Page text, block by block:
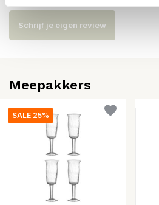
Schrijf je eigen review
Meepakkers
SALE 25%